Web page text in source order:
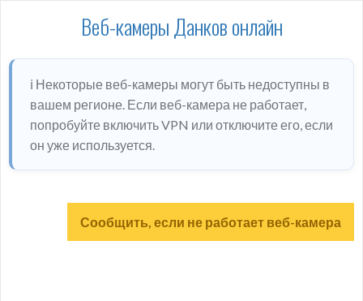
Веб-камеры Данков онлайн
ℹ️ Некоторые веб-камеры могут быть недоступны в
вашем регионе. Если веб-камера не работает,
попробуйте включить VPN или отключите его, если
он уже используется.
Сообщить, если не работает веб-камера